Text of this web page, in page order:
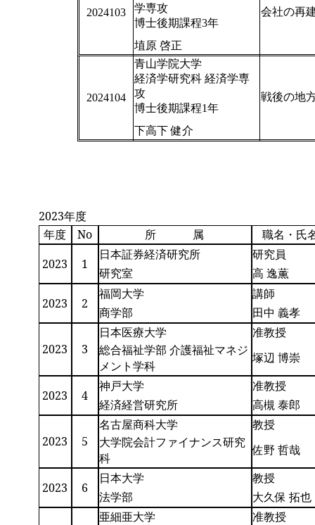
2024103
学専攻
博士後期課程3年
埴原 啓正
会社の再
2024104
青山学院大学
経済学研究科 経済学専
攻
博士後期課程1年
下高下 健介
戦後の地
2023年度
年度
No 所 属
職名・氏
2023
1
日本証券経済研究所
研究員
研究室
高 逸薫
2023
2
福岡大学
講師
商学部
田中 義孝
2023 3
日本医療大学
准教授
総合福祉学部 介護福祉マネジ
メント学科
塚辺 博崇
2023 4
神戸大学
准教授
経済経営研究所
高槻 泰郎
2023 5
名古屋商科大学
教授
大学院会計ファイナンス研究
科
佐野 哲哉
2023 6
日本大学
教授
法学部
大久保 拓也
亜細亜大学
准教授